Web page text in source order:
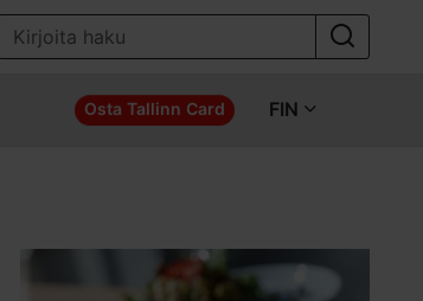
Osta Tallinn Card FIN